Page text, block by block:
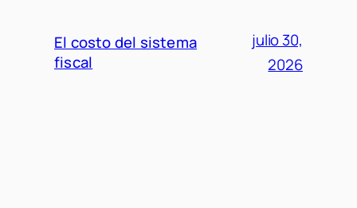
El costo del sistema
fiscal
julio 30,
2026